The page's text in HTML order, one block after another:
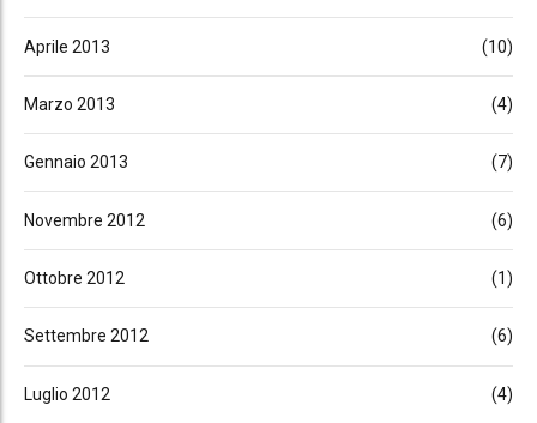
Aprile 2013 (10)
Marzo 2013 (4)
Gennaio 2013 (7)
Novembre 2012 (6)
Ottobre 2012 (1)
Settembre 2012 (6)
Luglio 2012 (4)